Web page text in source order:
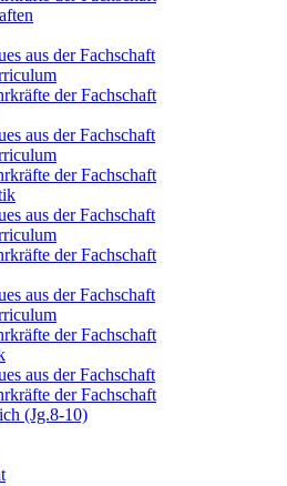
aus der Fachschaft
der Fachschaft
aus der Fachschaft
der Fachschaft
aus der Fachschaft
der Fachschaft
aus der Fachschaft
der Fachschaft
aus der Fachschaft
der Fachschaft
(Jg.8-10)